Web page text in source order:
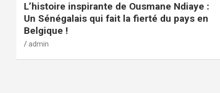
L’histoire inspirante de Ousmane Ndiaye :
Un Sénégalais qui fait la fierté du pays en
Belgique !
admin